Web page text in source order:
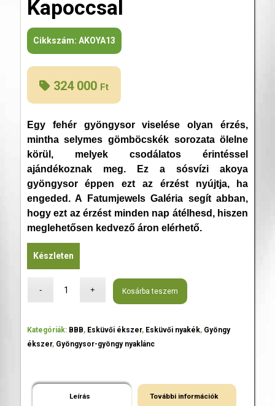
Kapoccsal
Cikkszám: AKOYA13
324 000 Ft
Egy fehér gyöngysor viselése olyan érzés,
mintha selymes gömböcskék sorozata ölelne
körül, melyek csodálatos érintéssel
ajándékoznak meg. Ez a sósvízi akoya
gyöngysor éppen ezt az érzést nyújtja, ha
engeded. A Fatumjewels Galéria segít abban,
hogy ezt az érzést minden nap átélhesd, hiszen
meglehetősen kedvező áron elérhető.
Készleten
Kosárba teszem
Kategóriák: BBB, Esküvői ékszer, Esküvői nyakék, Gyöngy
ékszer, Gyöngysor-gyöngy nyaklánc
Leírás További információk